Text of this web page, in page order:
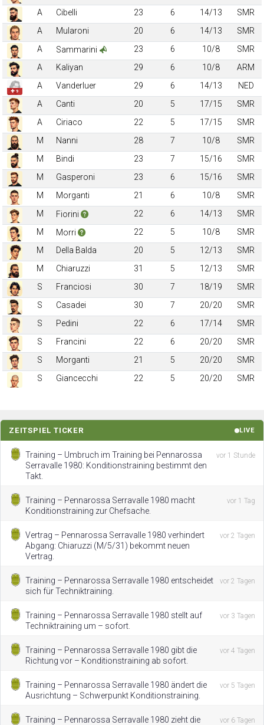
A
Cibelli 23 6 14/13
SMR
A
Mularoni 20 6 14/13
SMR
A
Sammarini 23 6 10/8
SMR
A
Kaliyan 29 6 10/8 ARM
✚ 9
A Vanderluer 29 6 14/13
NED
A
Canti 20 5 17/15
SMR
A
Ciriaco 22 5 17/15
SMR
M
Nanni 28 7 10/8
SMR
M
Bindi 23 7 15/16
SMR
M
Gasperoni 23 6 15/16
SMR
M
Morganti 21 6 10/8
SMR
M
Fiorini 22 6 14/13
SMR
M
Morri 22 5 10/8
SMR
M
Della Balda 20 5 12/13
SMR
M
Chiaruzzi 31 5 12/13
SMR
S
Franciosi 30 7 18/19
SMR
S
Casadei 30 7 20/20
SMR
S
Pedini 22 6 17/14
SMR
S
Francini 22 6 20/20
SMR
S
Morganti 21 5 20/20
SMR
S
Giancecchi 22 5 20/20 SMR
ZEITSPIEL TICKER LIVE
Training – Umbruch im Training bei Pennarossa
Serravalle 1980: Konditionstraining bestimmt den
Takt.
vor 1 Stunde
Training – Pennarossa Serravalle 1980 macht
Konditionstraining zur Chefsache.
vor 1 Tag
Vertrag – Pennarossa Serravalle 1980 verhindert
Abgang: Chiaruzzi (M/5/31) bekommt neuen
Vertrag.
vor 2 Tagen
Training – Pennarossa Serravalle 1980 entscheidet
sich für Techniktraining.
vor 2 Tagen
Training – Pennarossa Serravalle 1980 stellt auf
Techniktraining um – sofort.
vor 3 Tagen
Training – Pennarossa Serravalle 1980 gibt die
Richtung vor – Konditionstraining ab sofort.
vor 4 Tagen
Training – Pennarossa Serravalle 1980 ändert die
Ausrichtung – Schwerpunkt Konditionstraining.
vor 5 Tagen
Training – Pennarossa Serravalle 1980 zieht die
vor 6 Tagen